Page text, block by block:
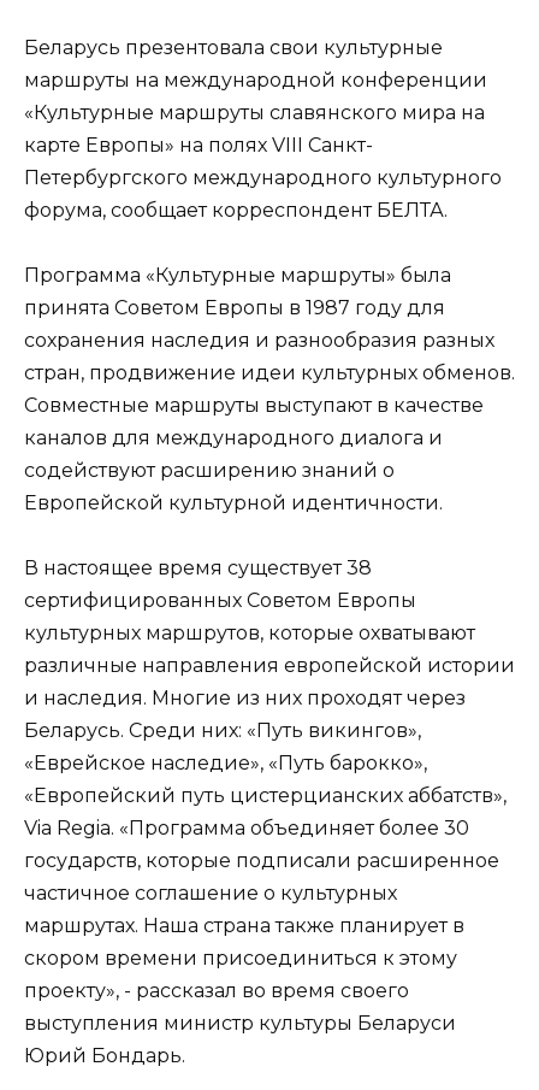
Беларусь презентовала свои культурные
маршруты на международной конференции
«Культурные маршруты славянского мира на
карте Европы» на полях VIII Санкт-
Петербургского международного культурного
форума, сообщает корреспондент БЕЛТА.
Программа «Культурные маршруты» была
принята Советом Европы в 1987 году для
сохранения наследия и разнообразия разных
стран, продвижение идеи культурных обменов.
Совместные маршруты выступают в качестве
каналов для международного диалога и
содействуют расширению знаний о
Европейской культурной идентичности.
В настоящее время существует 38
сертифицированных Советом Европы
культурных маршрутов, которые охватывают
различные направления европейской истории
и наследия. Многие из них проходят через
Беларусь. Среди них: «Путь викингов»,
«Еврейское наследие», «Путь барокко»,
«Европейский путь цистерцианских аббатств»,
Via Regia. «Программа объединяет более 30
государств, которые подписали расширенное
частичное соглашение о культурных
маршрутах. Наша страна также планирует в
скором времени присоединиться к этому
проекту», - рассказал во время своего
выступления министр культуры Беларуси
Юрий Бондарь.